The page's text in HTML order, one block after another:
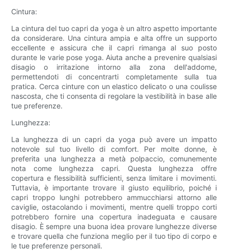
Cintura:
La cintura del tuo capri da yoga è un altro aspetto importante
da considerare. Una cintura ampia e alta offre un supporto
eccellente e assicura che il capri rimanga al suo posto
durante le varie pose yoga. Aiuta anche a prevenire qualsiasi
disagio o irritazione intorno alla zona dell'addome,
permettendoti di concentrarti completamente sulla tua
pratica. Cerca cinture con un elastico delicato o una coulisse
nascosta, che ti consenta di regolare la vestibilità in base alle
tue preferenze.
Lunghezza:
La lunghezza di un capri da yoga può avere un impatto
notevole sul tuo livello di comfort. Per molte donne, è
preferita una lunghezza a metà polpaccio, comunemente
nota come lunghezza capri. Questa lunghezza offre
copertura e flessibilità sufficienti, senza limitare i movimenti.
Tuttavia, è importante trovare il giusto equilibrio, poiché i
capri troppo lunghi potrebbero ammucchiarsi attorno alle
caviglie, ostacolando i movimenti, mentre quelli troppo corti
potrebbero fornire una copertura inadeguata e causare
disagio. È sempre una buona idea provare lunghezze diverse
e trovare quella che funziona meglio per il tuo tipo di corpo e
le tue preferenze personali.